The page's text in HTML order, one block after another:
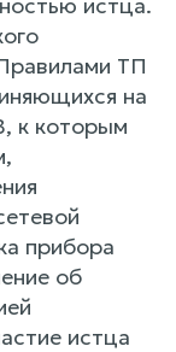
ТП
на
к которым
прибора
об
истца